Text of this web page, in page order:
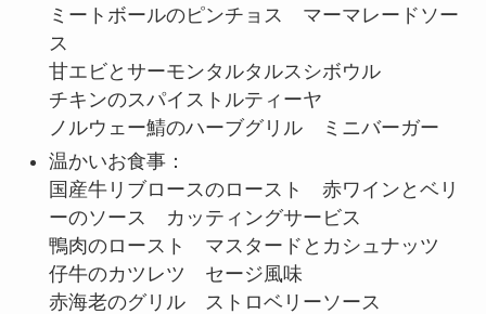
ミートボールのピンチョス マーマレードソー
ス
甘エビとサーモンタルタルスシボウル
チキンのスパイストルティーヤ
ノルウェー鯖のハーブグリル ミニバーガー
温かいお食事：
国産牛リブロースのロースト 赤ワインとベリ
ーのソース カッティングサービス
鴨肉のロースト マスタードとカシュナッツ
仔牛のカツレツ セージ風味
赤海老のグリル ストロベリーソース